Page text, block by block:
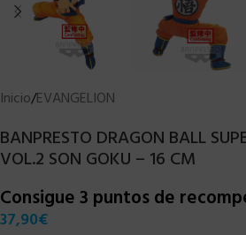
Inicio/EVANGELION
BANPRESTO DRAGON BALL
VOL.2 SON GOKU – 16 CM
Consigue 3 puntos de
37,90€